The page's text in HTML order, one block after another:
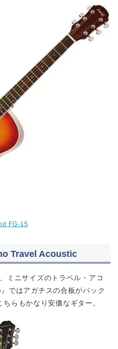
FG-15
Travel Acoustic
ミニサイズのトラベル・アコ
』ではアガチスの合板がバック
らもかなり安価なギター。